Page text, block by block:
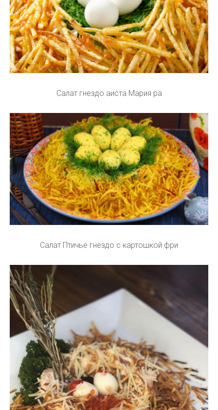
Салат гнездо аиста Мария ра
Салат Птичье гнездо с картошкой фри